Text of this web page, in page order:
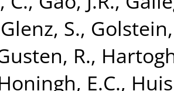
Glenz, S.,
R.,
E.C.,